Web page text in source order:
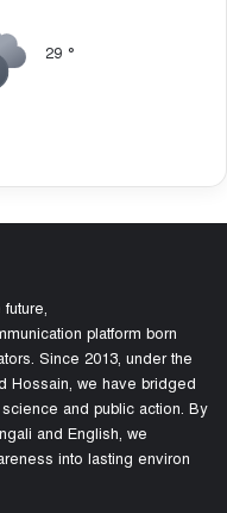
29 °
platform born
Since 2013, under the
Hossain, we have bridged
and public action. By
and English, we
into lasting environ